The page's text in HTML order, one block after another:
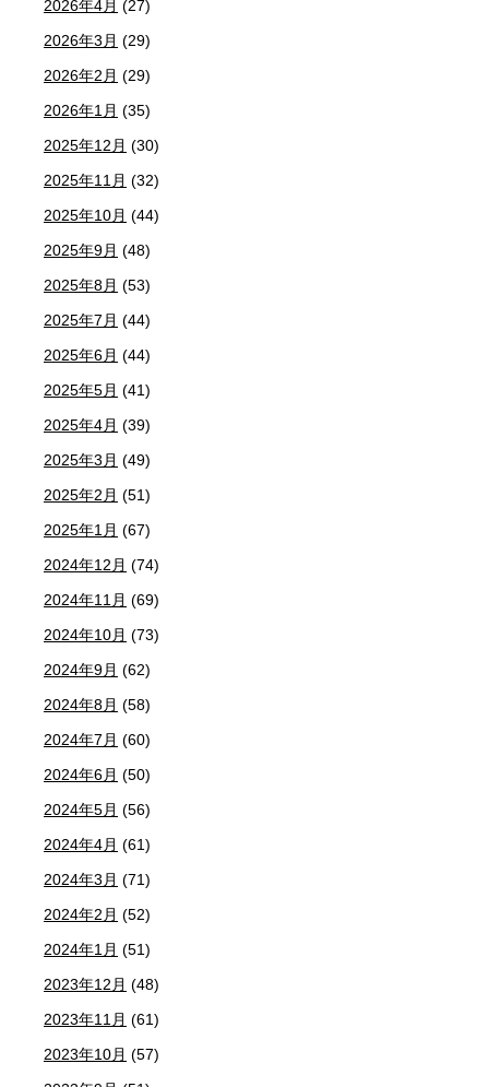
2026年4月 (27)
2026年3月 (29)
2026年2月 (29)
2026年1月 (35)
2025年12月 (30)
2025年11月 (32)
2025年10月 (44)
2025年9月 (48)
2025年8月 (53)
2025年7月 (44)
2025年6月 (44)
2025年5月 (41)
2025年4月 (39)
2025年3月 (49)
2025年2月 (51)
2025年1月 (67)
2024年12月 (74)
2024年11月 (69)
2024年10月 (73)
2024年9月 (62)
2024年8月 (58)
2024年7月 (60)
2024年6月 (50)
2024年5月 (56)
2024年4月 (61)
2024年3月 (71)
2024年2月 (52)
2024年1月 (51)
2023年12月 (48)
2023年11月 (61)
2023年10月 (57)